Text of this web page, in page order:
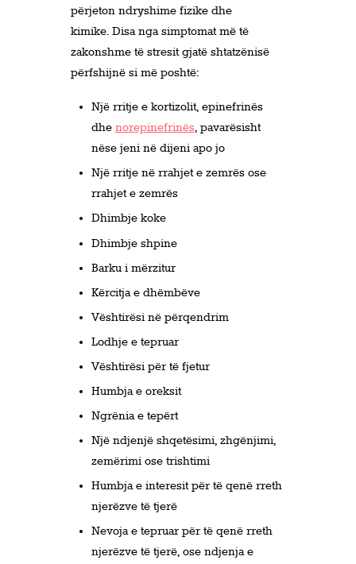
përjeton ndryshime fizike dhe
kimike. Disa nga simptomat më të
zakonshme të stresit gjatë shtatzënisë
përfshijnë si më poshtë:
Një rritje e kortizolit, epinefrinës
dhe norepinefrinës, pavarësisht
nëse jeni në dijeni apo jo
Një rritje në rrahjet e zemrës ose
rrahjet e zemrës
Dhimbje koke
Dhimbje shpine
Barku i mërzitur
Kërcitja e dhëmbëve
Vështirësi në përqendrim
Lodhje e tepruar
Vështirësi për të fjetur
Humbja e oreksit
Ngrënia e tepërt
Një ndjenjë shqetësimi, zhgënjimi,
zemërimi ose trishtimi
Humbja e interesit për të qenë rreth
njerëzve të tjerë
Nevoja e tepruar për të qenë rreth
njerëzve të tjerë, ose ndjenja e